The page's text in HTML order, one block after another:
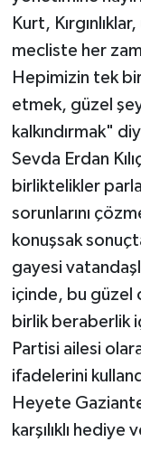
Kurt,
mecliste her
Hepimizin tek
etmek, güzel
kalkındırmak"
Sevda Erdan
birliktelikler
sorunlarını
konuşsak
gayesi
içinde, bu güzel
birlik beraberlik
Partisi ailesi
ifadelerini
Heyete
karşılıklı hediye